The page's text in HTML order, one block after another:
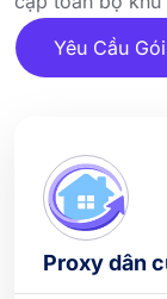
Yêu Cầu
Proxy dân